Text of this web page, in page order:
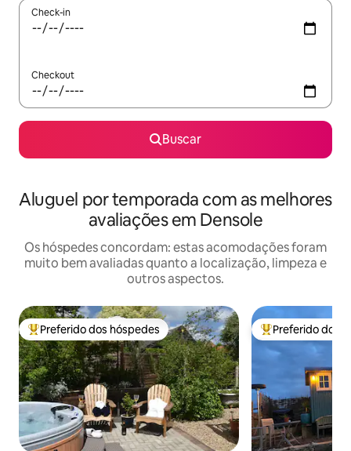
Check-in
Checkout
Buscar
Aluguel por temporada com as melhores
avaliações em Densole
Os hóspedes concordam: estas acomodações foram
muito bem avaliadas quanto a localização, limpeza e
outros aspectos.
Entre os melhores preferidos dos hóspedes
Preferido dos hóspedes Entre os
Preferido dos